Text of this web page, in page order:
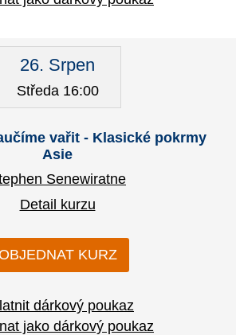
26. Srpen
Středa 16:00
vařit - Klasické pokrmy
Asie
Senewiratne
Detail kurzu
KURZ
dárkový poukaz
jako dárkový poukaz